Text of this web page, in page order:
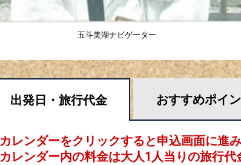
五斗美湖ナビゲーター
出発日・ 旅行代金 おすすめポイ
カレンダーをクリックすると申込画面に進み
カレンダー内の料金は大人1人当りの旅行代